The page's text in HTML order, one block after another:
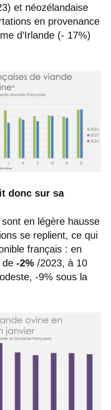
et néozélandaise
en provenance
d’Irlande (- 17%)
donc sur sa
en légère hausse
se replient, ce qui
français : en
de -2% /2023, à 10
-9% sous la